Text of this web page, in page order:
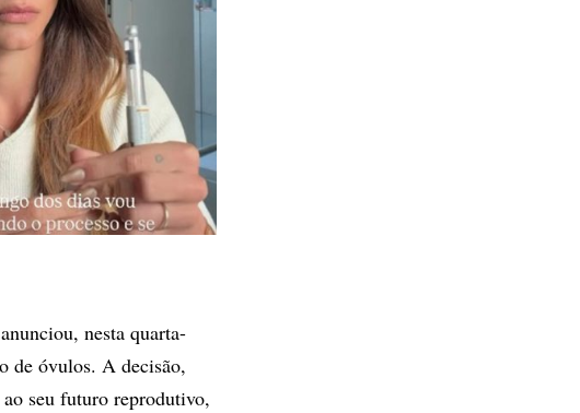
anunciou, nesta quarta-
de óvulos. A decisão,
seu futuro reprodutivo,